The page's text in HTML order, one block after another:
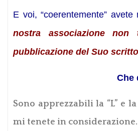
E voi, “coerentemente” avete
nostra associazione
pubblicazione del Suo
Che
Sono apprezzabili la “L” e
mi tenete in considerazione.